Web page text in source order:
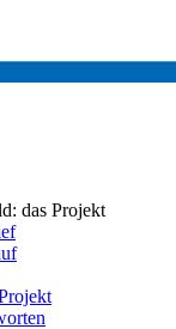
das Projekt